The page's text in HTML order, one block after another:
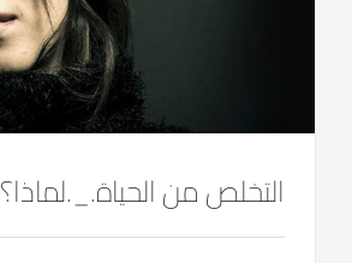
التخلص من الحياة._.لماذا؟